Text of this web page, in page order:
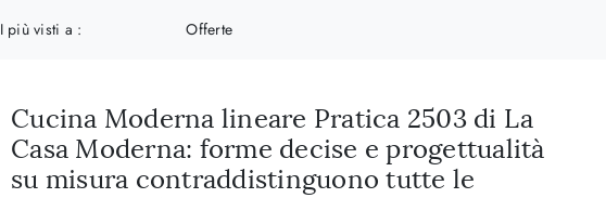
I più visti a : Offerte
Cucina Moderna lineare Pratica 2503 di La
Casa Moderna: forme decise e progettualità
su misura contraddistinguono tutte le